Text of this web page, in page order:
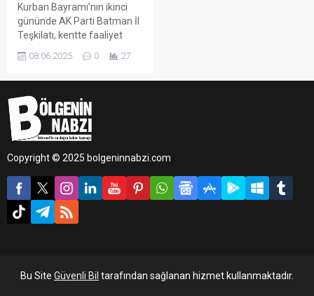
Kurban Bayramı’nın ikinci
gününde AK Parti Batman İl
Teşkilatı, kentte faaliyet
ziyaret ederek bayramlaştı.
yönüne dikkat çekildi.
08.06.2025 0 27
Copyright © 2025 bolgeninnabzi.com
Bu Site Güvenli Bil tarafından sağlanan hizmet kullanmaktadır.